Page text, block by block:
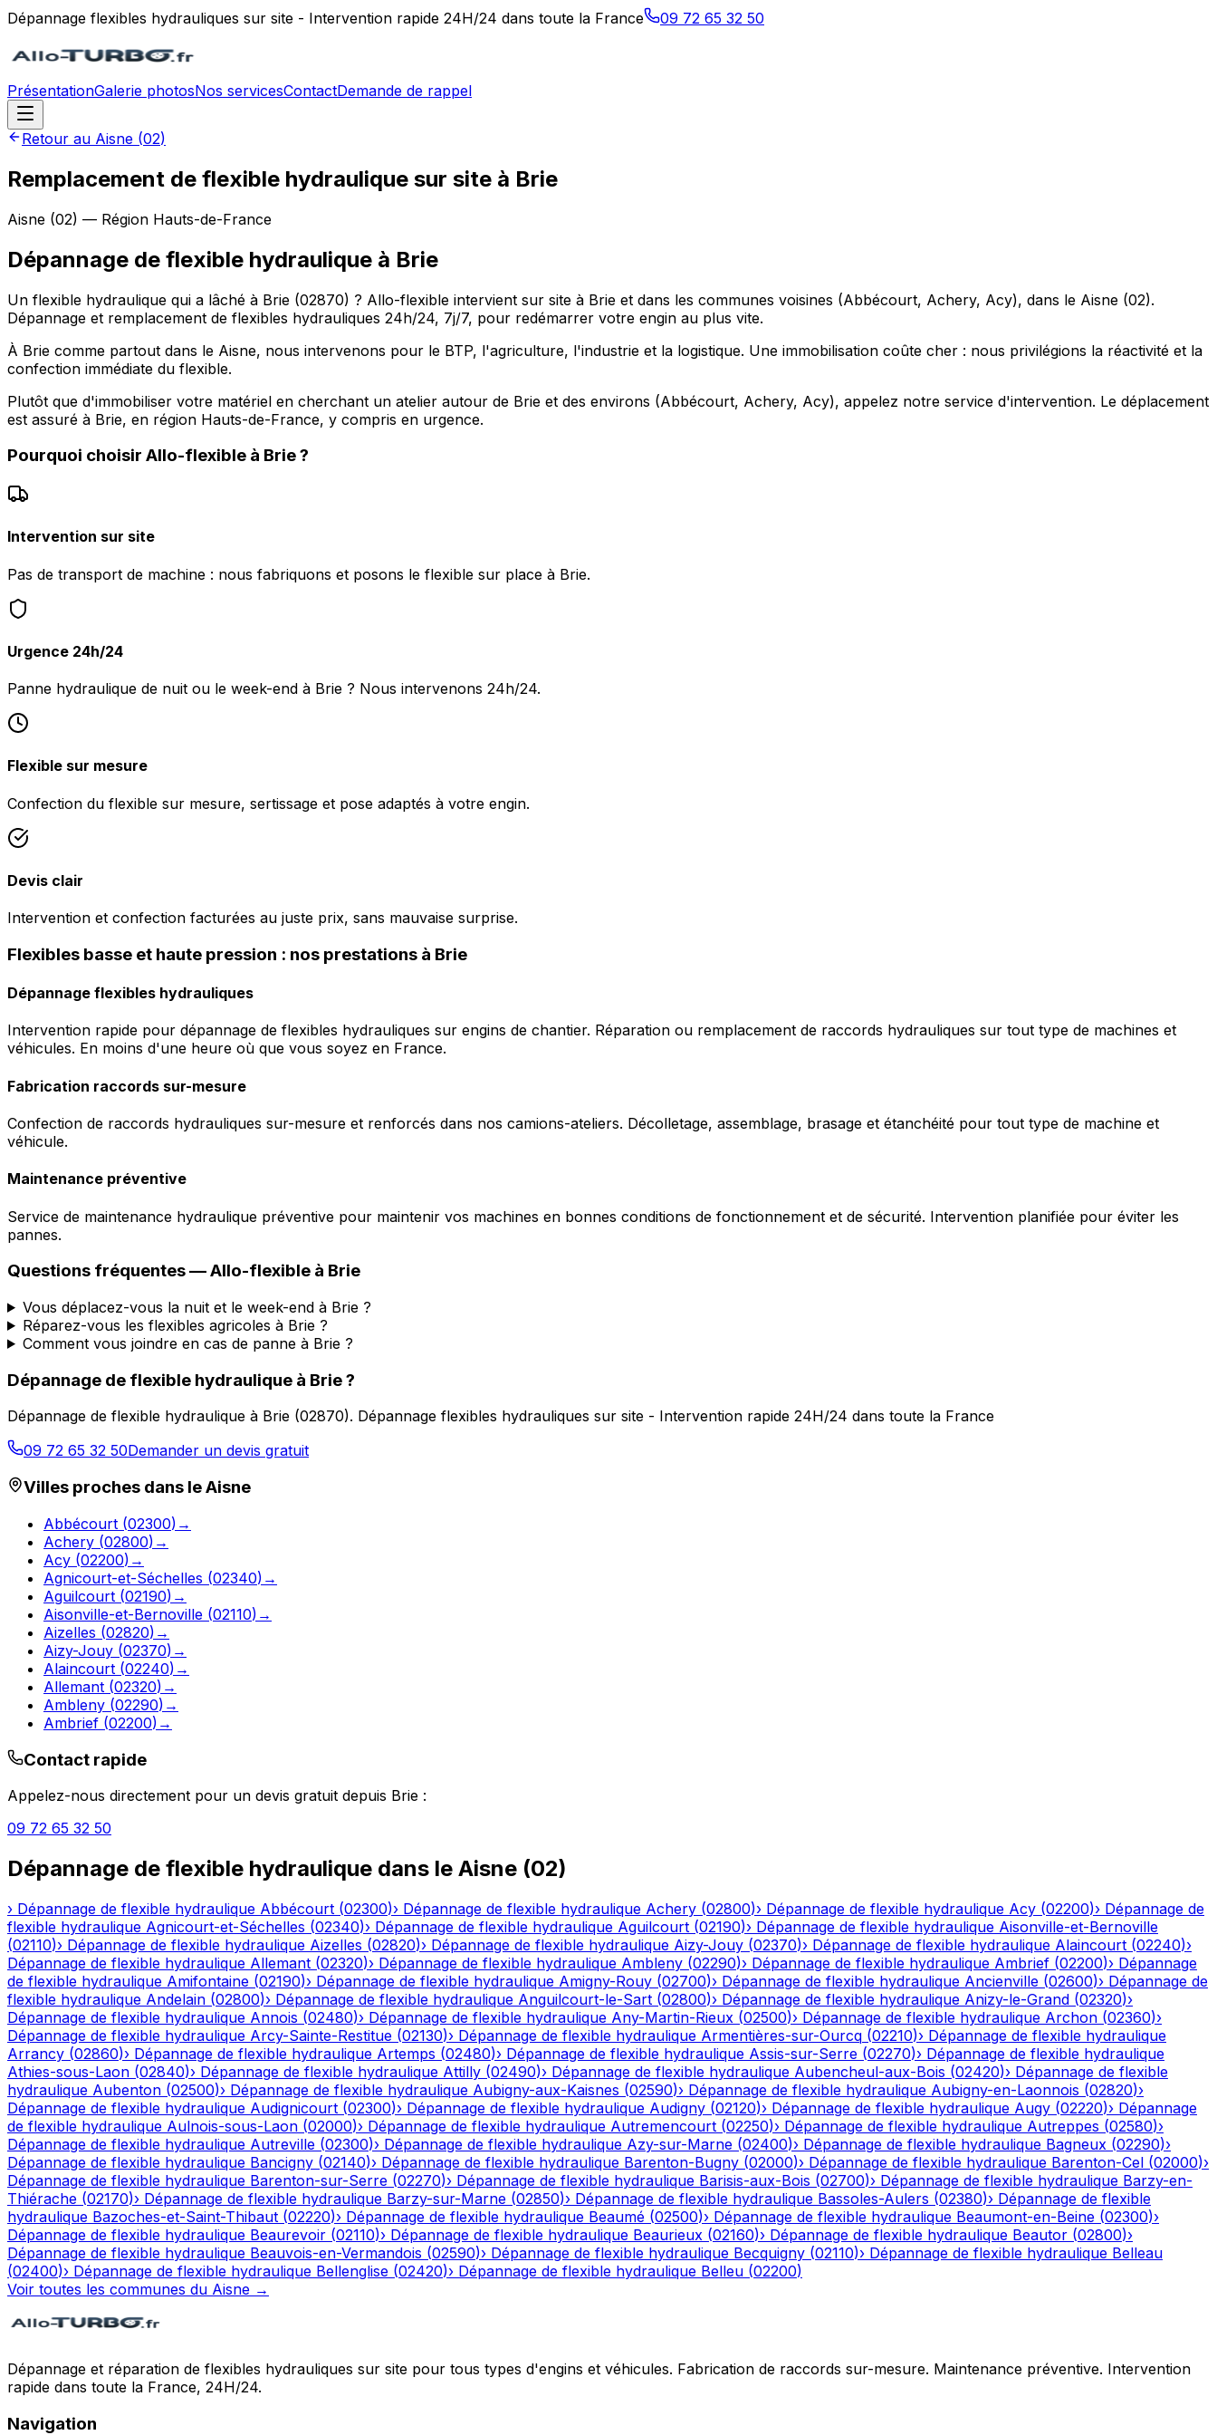
Dépannage flexibles hydrauliques sur site - Intervention rapide 24H/24 dans toute la France 09 72 65 32 50
PrésentationGalerie photosNos servicesContactDemande de rappel
Retour au Aisne (02)
Remplacement de flexible hydraulique sur site à Brie
Aisne (02) — Région Hauts-de-France
Dépannage de flexible hydraulique à Brie
Un flexible hydraulique qui a lâché à Brie (02870) ? Allo-flexible intervient sur site à Brie et dans les communes voisines (Abbécourt, Achery, Acy), dans le Aisne (02).
Dépannage et remplacement de flexibles hydrauliques 24h/24, 7j/7, pour redémarrer votre engin au plus vite.
À Brie comme partout dans le Aisne, nous intervenons pour le BTP, l'agriculture, l'industrie et la logistique. Une immobilisation coûte cher : nous privilégions la réactivité et la
confection immédiate du flexible.
Plutôt que d'immobiliser votre matériel en cherchant un atelier autour de Brie et des environs (Abbécourt, Achery, Acy), appelez notre service d'intervention. Le déplacement
est assuré à Brie, en région Hauts-de-France, y compris en urgence.
Pourquoi choisir Allo-flexible à Brie?
Intervention sur site
Pas de transport de machine : nous fabriquons et posons le flexible sur place à Brie.
Urgence 24h/24
Panne hydraulique de nuit ou le week-end à Brie ? Nous intervenons 24h/24.
Flexible sur mesure
Confection du flexible sur mesure, sertissage et pose adaptés à votre engin.
Devis clair
Intervention et confection facturées au juste prix, sans mauvaise surprise.
Flexibles basse et haute pression : nos prestations à Brie
Dépannage flexibles hydrauliques
Intervention rapide pour dépannage de flexibles hydrauliques sur engins de chantier. Réparation ou remplacement de raccords hydrauliques sur tout type de machines et
véhicules. En moins d'une heure où que vous soyez en France.
Fabrication raccords sur-mesure
Confection de raccords hydrauliques sur-mesure et renforcés dans nos camions-ateliers. Décolletage, assemblage, brasage et étanchéité pour tout type de machine et
véhicule.
Maintenance préventive
Service de maintenance hydraulique préventive pour maintenir vos machines en bonnes conditions de fonctionnement et de sécurité. Intervention planifiée pour éviter les
pannes.
Questions fréquentes —Allo-flexible à Brie
Vous déplacez-vous la nuit et le week-end à Brie ?
Réparez-vous les flexibles agricoles à Brie ?
Comment vous joindre en cas de panne à Brie ?
Dépannage de flexible hydraulique à Brie?
Dépannage de flexible hydraulique à Brie (02870). Dépannage flexibles hydrauliques sur site - Intervention rapide 24H/24 dans toute la France
09 72 65 32 50Demander un devis gratuit
Villes proches dans leAisne
Abbécourt (02300) →
Achery (02800) →
Acy (02200) →
Agnicourt-et-Séchelles (02340) →
Aguilcourt (02190) →
Aisonville-et-Bernoville (02110) →
Aizelles (02820) →
Aizy-Jouy (02370) →
Alaincourt (02240) →
Allemant (02320) →
Ambleny (02290) →
Ambrief (02200) →
Contact rapide
Appelez-nous directement pour un devis gratuit depuis Brie :
09 72 65 32 50
Dépannage de flexible hydraulique dans le Aisne (02)
› Dépannage de flexible hydraulique Abbécourt (02300)› Dépannage de flexible hydraulique Achery (02800)› Dépannage de flexible hydraulique Acy (02200)› Dépannage de
flexible hydraulique Agnicourt-et-Séchelles (02340)› Dépannage de flexible hydraulique Aguilcourt (02190)› Dépannage de flexible hydraulique Aisonville-et-Bernoville
(02110)› Dépannage de flexible hydraulique Aizelles (02820)› Dépannage de flexible hydraulique Aizy-Jouy (02370)› Dépannage de flexible hydraulique Alaincourt (02240)›
Dépannage de flexible hydraulique Allemant (02320)› Dépannage de flexible hydraulique Ambleny (02290)› Dépannage de flexible hydraulique Ambrief (02200)› Dépannage
de flexible hydraulique Amifontaine (02190)› Dépannage de flexible hydraulique Amigny-Rouy (02700)› Dépannage de flexible hydraulique Ancienville (02600)› Dépannage de
flexible hydraulique Andelain (02800)› Dépannage de flexible hydraulique Anguilcourt-le-Sart (02800)› Dépannage de flexible hydraulique Anizy-le-Grand (02320)›
Dépannage de flexible hydraulique Annois (02480)› Dépannage de flexible hydraulique Any-Martin-Rieux (02500)› Dépannage de flexible hydraulique Archon (02360)›
Dépannage de flexible hydraulique Arcy-Sainte-Restitue (02130)› Dépannage de flexible hydraulique Armentières-sur-Ourcq (02210)› Dépannage de flexible hydraulique
Arrancy (02860)› Dépannage de flexible hydraulique Artemps (02480)› Dépannage de flexible hydraulique Assis-sur-Serre (02270)› Dépannage de flexible hydraulique
Athies-sous-Laon (02840)› Dépannage de flexible hydraulique Attilly (02490)› Dépannage de flexible hydraulique Aubencheul-aux-Bois (02420)› Dépannage de flexible
hydraulique Aubenton (02500)› Dépannage de flexible hydraulique Aubigny-aux-Kaisnes (02590)› Dépannage de flexible hydraulique Aubigny-en-Laonnois (02820)›
Dépannage de flexible hydraulique Audignicourt (02300)› Dépannage de flexible hydraulique Audigny (02120)› Dépannage de flexible hydraulique Augy (02220)› Dépannage
de flexible hydraulique Aulnois-sous-Laon (02000)› Dépannage de flexible hydraulique Autremencourt (02250)› Dépannage de flexible hydraulique Autreppes (02580)›
Dépannage de flexible hydraulique Autreville (02300)› Dépannage de flexible hydraulique Azy-sur-Marne (02400)› Dépannage de flexible hydraulique Bagneux (02290)›
Dépannage de flexible hydraulique Bancigny (02140)› Dépannage de flexible hydraulique Barenton-Bugny (02000)› Dépannage de flexible hydraulique Barenton-Cel (02000)›
Dépannage de flexible hydraulique Barenton-sur-Serre (02270)› Dépannage de flexible hydraulique Barisis-aux-Bois (02700)› Dépannage de flexible hydraulique Barzy-en-
Thiérache (02170)› Dépannage de flexible hydraulique Barzy-sur-Marne (02850)› Dépannage de flexible hydraulique Bassoles-Aulers (02380)› Dépannage de flexible
hydraulique Bazoches-et-Saint-Thibaut (02220)› Dépannage de flexible hydraulique Beaumé (02500)› Dépannage de flexible hydraulique Beaumont-en-Beine (02300)›
Dépannage de flexible hydraulique Beaurevoir (02110)› Dépannage de flexible hydraulique Beaurieux (02160)› Dépannage de flexible hydraulique Beautor (02800)›
Dépannage de flexible hydraulique Beauvois-en-Vermandois (02590)› Dépannage de flexible hydraulique Becquigny (02110)› Dépannage de flexible hydraulique Belleau
(02400)› Dépannage de flexible hydraulique Bellenglise (02420)› Dépannage de flexible hydraulique Belleu (02200)
Voir toutes les communes du Aisne →
Dépannage et réparation de flexibles hydrauliques sur site pour tous types d'engins et véhicules. Fabrication de raccords sur-mesure. Maintenance préventive. Intervention
rapide dans toute la France, 24H/24.
Navigation